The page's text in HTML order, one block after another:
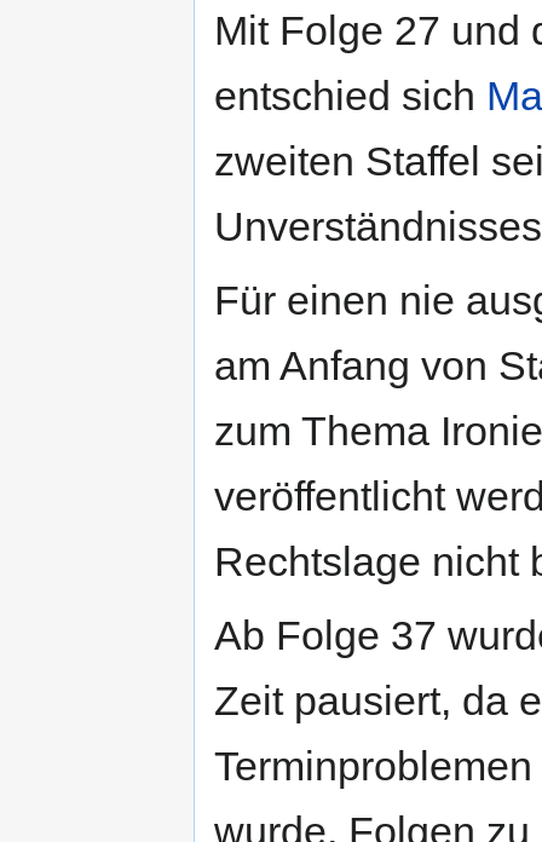
Mit Folge 27 und
entschied sich
zweiten Staffel
Für einen nie
am Anfang von
zum Thema
veröffentlicht
Rechtslage nicht
Ab Folge 37
Zeit pausiert, da
wurde, Folgen